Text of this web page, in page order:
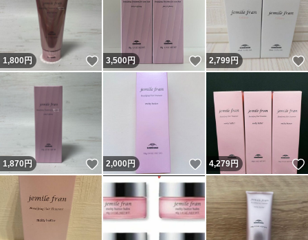
1,800円 いいね！
3,500円 いいね！
2,799円
1,870円 いいね！
2,000円 いいね！
4,279円